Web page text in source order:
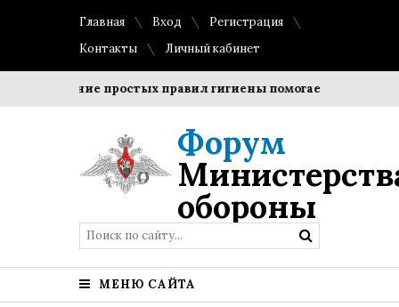
Главная Вход
Регистрация
Контакты
Личный кабинет
Соблюдение простых правил гигиены помогает сохранить
Форум
обороны
МЕНЮ САЙТА